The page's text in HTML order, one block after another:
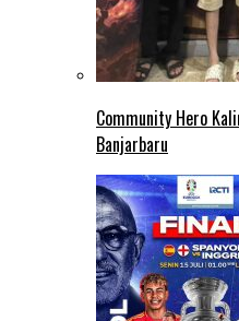
Community Hero
Banjarbaru